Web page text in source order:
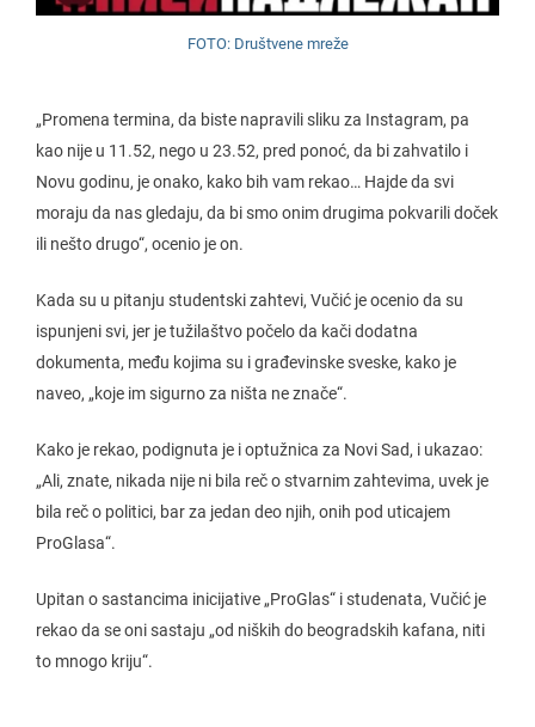
FOTO: Društvene mreže
„Promena termina, da biste napravili sliku za Instagram, pa
kao nije u 11.52, nego u 23.52, pred ponoć, da bi zahvatilo i
Novu godinu, je onako, kako bih vam rekao… Hajde da svi
moraju da nas gledaju, da bi smo onim drugima pokvarili doček
ili nešto drugo“, ocenio je on.
Kada su u pitanju studentski zahtevi, Vučić je ocenio da su
ispunjeni svi, jer je tužilaštvo počelo da kači dodatna
dokumenta, među kojima su i građevinske sveske, kako je
naveo, „koje im sigurno za ništa ne znače“.
Kako je rekao, podignuta je i optužnica za Novi Sad, i ukazao:
„Ali, znate, nikada nije ni bila reč o stvarnim zahtevima, uvek je
bila reč o politici, bar za jedan deo njih, onih pod uticajem
ProGlasa“.
Upitan o sastancima inicijative „ProGlas“ i studenata, Vučić je
rekao da se oni sastaju „od niških do beogradskih kafana, niti
to mnogo kriju“.